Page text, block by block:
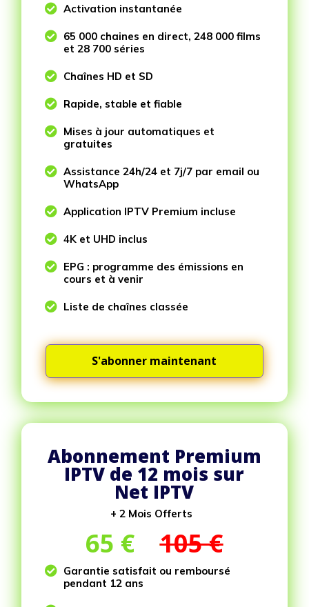
 Activation instantanée
 65 000 chaines en direct, 248 000 films
et 28 700 séries
 Chaînes HD et SD
 Rapide, stable et fiable
 Mises à jour automatiques et
gratuites
 Assistance 24h/24 et 7j/7 par email ou
WhatsApp
 Application IPTV Premium incluse
 4K et UHD inclus
 EPG : programme des émissions en
cours et à venir
 Liste de chaînes classée
S'abonner maintenant
Abonnement Premium
IPTV de 12 mois sur
Net IPTV
+ 2 Mois Offerts
65 €105 €
 Garantie satisfait ou remboursé
pendant 12 ans